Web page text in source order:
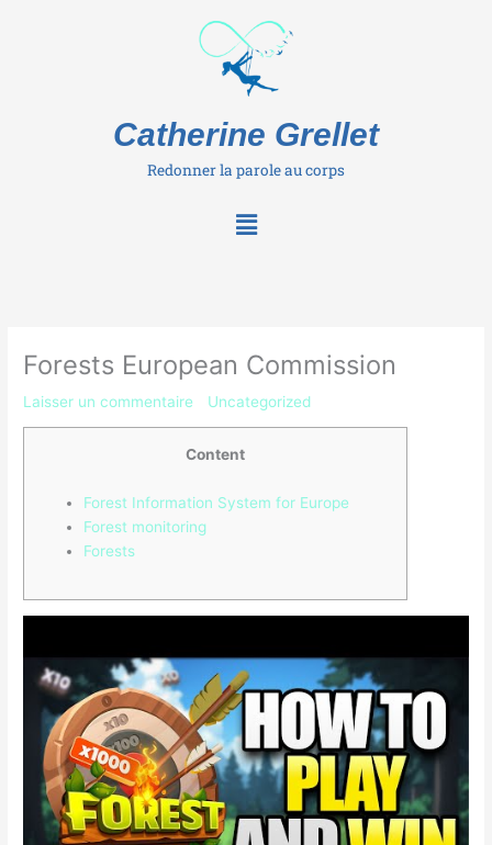
Catherine Grellet
Redonner la parole au corps
Menu
Forests European Commission
Laisser un commentaire Uncategorized
Content
Forest Information System for Europe
Forest monitoring
Forests